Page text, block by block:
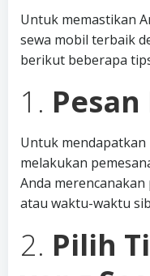
Untuk memastikan
sewa mobil terbaik
berikut beberapa
1.
Untuk
melakukan
Anda
atau waktu-waktu
2. Pilih